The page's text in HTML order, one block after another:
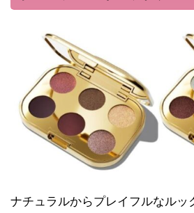
ナチュラルからプレイフルなルッ